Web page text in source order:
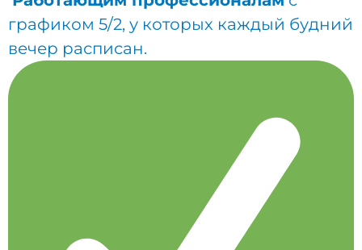
графиком 5/2, у которых каждый будний
вечер расписан.